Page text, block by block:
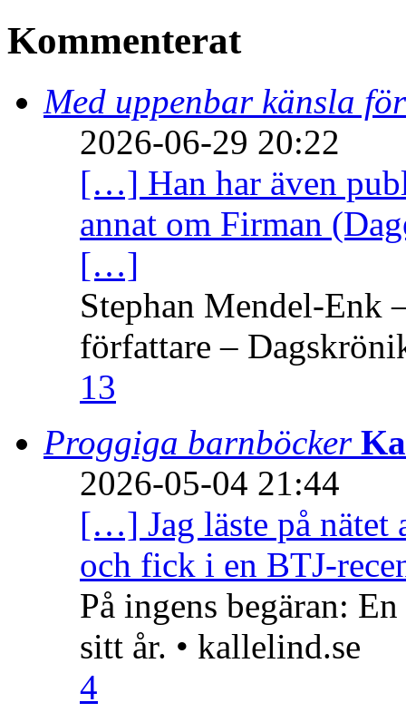
Kommenterat
Med uppenbar känsla
2026-06-29 20:22
[…] Han har även
annat om Firman
[…]
Stephan Mendel-Enk
författare –
13
Proggiga barnböcker
2026-05-04 21:44
[…] Jag läste på nätet
och fick i en BTJ-
På ingens begäran:
sitt år. • kallelind.se
4